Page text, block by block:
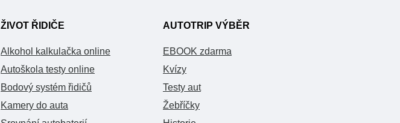
ŽIVOT ŘIDIČE
Alkohol kalkulačka online
Autoškola testy online
Bodový systém řidičů
Kamery do auta
AUTOTRIP VÝBĚR
EBOOK zdarma
Kvízy
Testy aut
Žebříčky